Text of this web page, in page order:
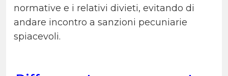
normative e i relativi divieti, evitando di
andare incontro a sanzioni pecuniarie
spiacevoli.